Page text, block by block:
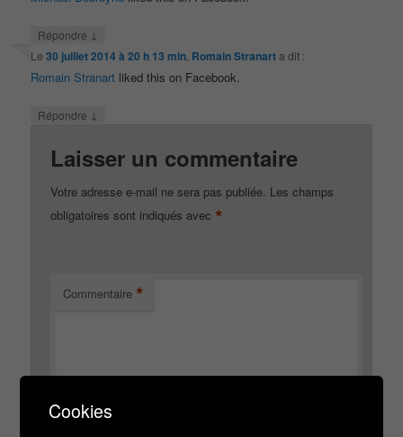
Répondre ↓
Le30 juillet 2014 à 20 h 13 min Romain Stranarta dit :
Romain Stranart liked this on Facebook.
Répondre ↓
Laisser un commentaire
Votre adresse e-mail ne sera pas publiée. Les champs
obligatoires sont indiqués avec *
Commentaire *
Cookies